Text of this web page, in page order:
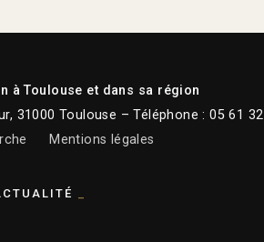
à Toulouse et dans sa région
31000 Toulouse – Téléphone : 05 61
Mentions légales